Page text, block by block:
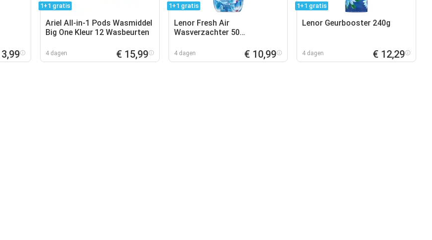
1+1 gratis
Ariel All-in-1 Pods Wasmiddel
Big One Kleur 12 Wasbeurten
4 dagen € 15,99
1+1 gratis
Lenor Fresh Air
Wasverzachter 50
4 dagen € 10,99
1+1 gratis
Lenor Geurbooster 240g
4 dagen € 12,29